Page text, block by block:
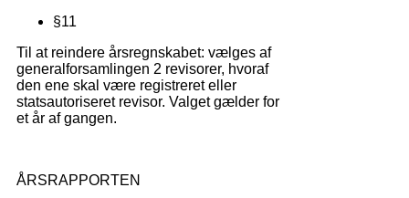
§11
Til at reindere årsregnskabet: vælges af
generalforsamlingen 2 revisorer, hvoraf
den ene skal være registreret eller
statsautoriseret revisor. Valget gælder for
et år af gangen.
ÅRSRAPPORTEN